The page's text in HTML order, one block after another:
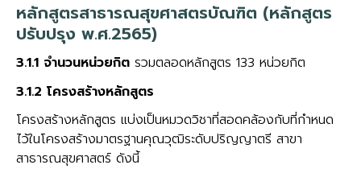
หลักสูตรสาธารณสุขศาสตรบัณฑิต (หลักสูตร
ปรับปรุง พ.ศ.2565)
3.1.1 จำนวนหน่วยกิต รวมตลอดหลักสูตร 133 หน่วยกิต
3.1.2 โครงสร้างหลักสูตร
โครงสร้างหลักสูตร แบ่งเป็นหมวดวิชาที่สอดคล้องกับที่กำหนด
ไว้ในโครงสร้างมาตรฐานคุณวุฒิระดับปริญญาตรี สาขา
สาธารณสุขศาสตร์ ดังนี้